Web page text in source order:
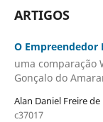
ARTIGOS
O
uma comparação
Gonçalo do
Alan Daniel Freire de
c37017